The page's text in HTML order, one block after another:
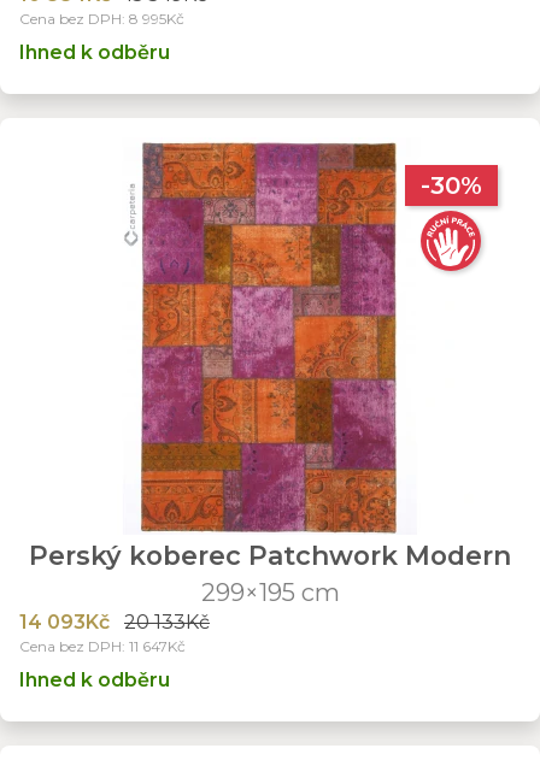
Cena bez DPH: 8 995Kč
Ihned k odběru
-30%
Perský koberec Patchwork Modern
299×195 cm
14 093Kč 20 133Kč
Cena bez DPH: 11 647Kč
Ihned k odběru